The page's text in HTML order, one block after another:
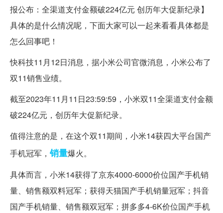
报公布：全渠道支付金额破224亿元 创历年大促新纪录】
具体的是什么情况呢，下面大家可以一起来看看具体都是
怎么回事吧！
快科技11月12日消息，据小米公司官微消息，小米公布了
双11销售业绩。
截至2023年11月11日23:59:59，小米双11全渠道支付金额
破224亿元，创历年大促新纪录。
值得注意的是，在这个双11期间，小米14获四大平台国产
手机冠军，销量爆火。
具体而言，小米14获得了京东4000-6000价位国产手机销
量、销售额双料冠军；获得天猫国产手机销量冠军；抖音
国产手机销量、销售额双冠军；拼多多4-6K价位国产手机